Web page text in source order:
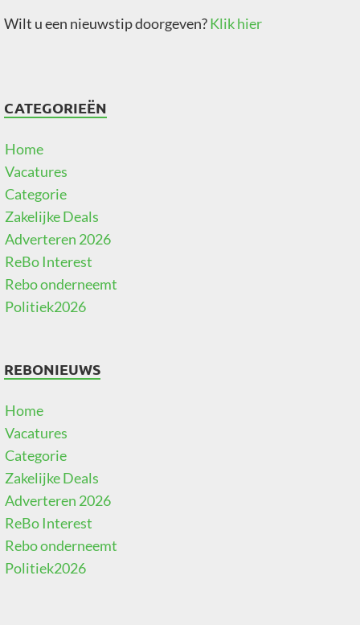
Wilt u een nieuwstip doorgeven?Klik hier
CATEGORIEËN
Home
Vacatures
Categorie
Zakelijke Deals
Adverteren 2026
ReBo Interest
Rebo onderneemt
Politiek2026
REBONIEUWS
Home
Vacatures
Categorie
Zakelijke Deals
Adverteren 2026
ReBo Interest
Rebo onderneemt
Politiek2026